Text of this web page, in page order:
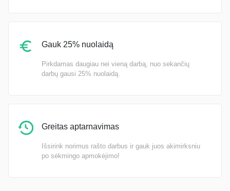
Gauk 25% nuolaidą
Pirkdamas daugiau nei vieną darbą, nuo sekančių
darbų gausi 25% nuolaidą.
Greitas aptarnavimas
Išsirink norimus rašto darbus ir gauk juos akimirksniu
po sėkmingo apmokėjimo!